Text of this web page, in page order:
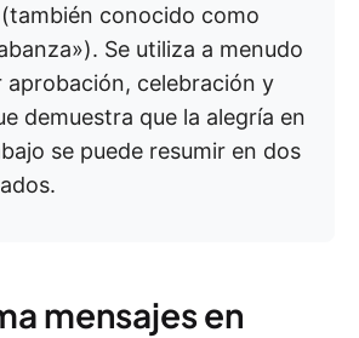
(también conocido como
Se utiliza a menudo
aprobación, celebración y
demuestra que la alegría en
se puede resumir en dos
mensajes en